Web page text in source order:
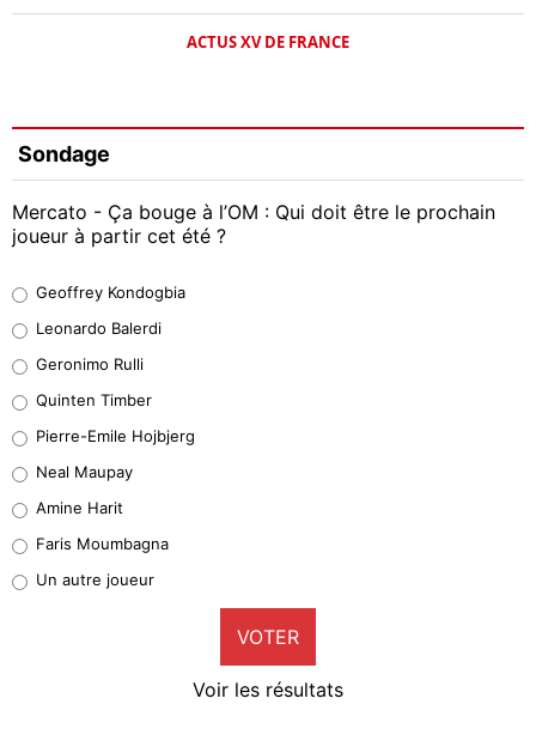
ACTUS XV DE FRANCE
Sondage
Mercato - Ça bouge à l’OM : Qui doit être le prochain
joueur à partir cet été ?
38%
32%
5%
1%
9%
Geoffrey Kondogbia
Leonardo Balerdi
Geronimo Rulli
Quinten Timber
Pierre-Emile Hojbjerg
Neal Maupay
Amine Harit
Faris Moumbagna
Un autre joueur
VOTER
Voir les résultats